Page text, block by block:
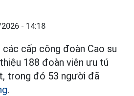
- 14:18
cấp công đoàn Cao su
188 đoàn viên ưu tú
trong đó 53 người đã
.